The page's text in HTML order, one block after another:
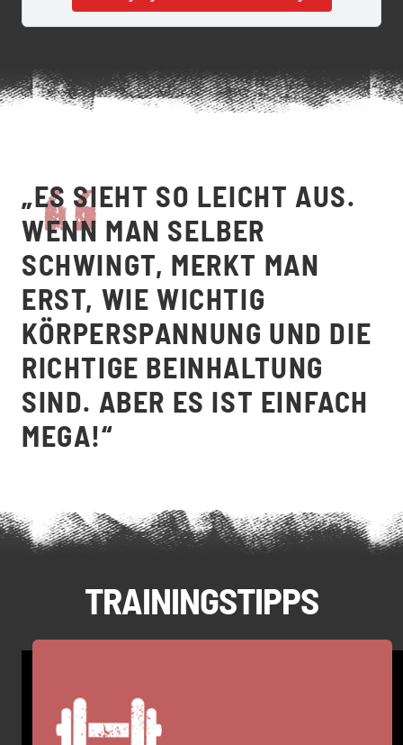
„ES SIEHT SO LEICHT AUS.
WENN MAN SELBER
SCHWINGT, MERKT MAN
ERST, WIE WICHTIG
KÖRPERSPANNUNG UND DIE
RICHTIGE BEINHALTUNG
SIND. ABER ES IST EINFACH
MEGA!“
TRAININGSTIPPS